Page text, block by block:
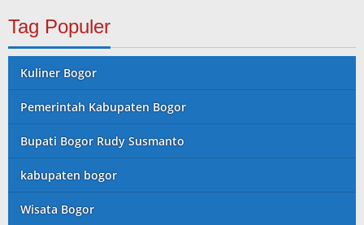
Tag Populer
Kuliner Bogor
Pemerintah Kabupaten Bogor
Bupati Bogor Rudy Susmanto
kabupaten bogor
Wisata Bogor